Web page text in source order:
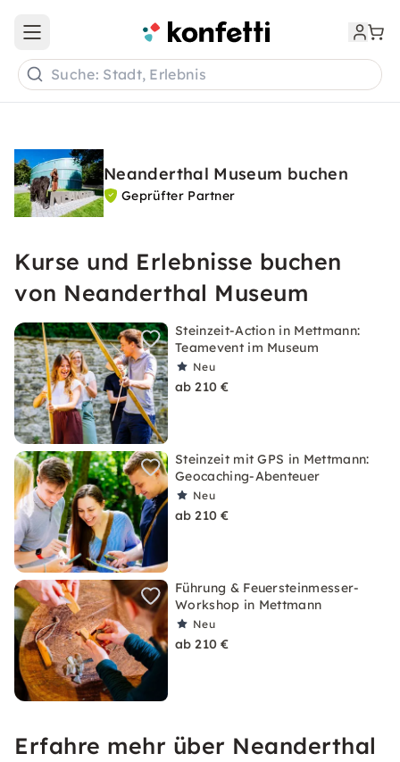
Open main menu
Suche: Stadt, Erlebnis
Neanderthal Museum buchen
Geprüfter Partner
Kurse und Erlebnisse buchen
von Neanderthal Museum
Steinzeit-Action in Mettmann:
Teamevent im Museum
Neu
ab 210 €
Steinzeit mit GPS in Mettmann:
Geocaching-Abenteuer
Neu
ab 210 €
Führung & Feuersteinmesser-
Workshop in Mettmann
Neu
ab 210 €
Erfahre mehr über Neanderthal